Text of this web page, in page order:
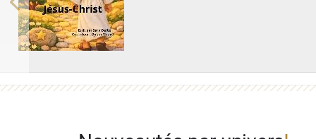
Previous